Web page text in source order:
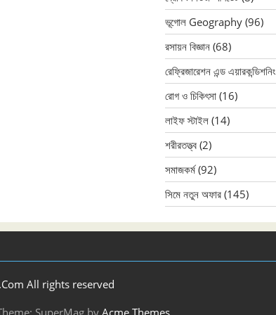
ভূগোল Geography (96)
রসায়ন বিজ্ঞান (68)
রেফ্রিজারেশন এন্ড এয়ারকন্ডিশনিং
রোগ ও চিকিৎসা (16)
লাইফ স্টাইল (14)
শরীরতত্ত্ব (2)
সমাজকর্ম(92)
সিমে নতুন ‍অফার (145)
All rights reserved
SuperMag by Acme Themes